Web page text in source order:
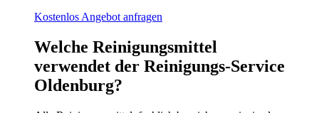
Kostenlos Angebot anfragen
Welche Reinigungsmittel
verwendet der Reinigungs-Service
Oldenburg?